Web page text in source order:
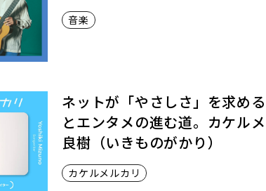
音楽
ネットが「やさしさ」を求め
とエンタメの進む道。カケル
良樹（いきものがかり）
カケルメルカリ